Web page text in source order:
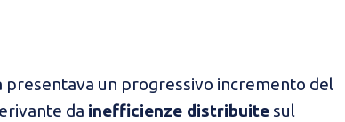
presentava un progressivo incremento del
da inefficienze distribuite sul